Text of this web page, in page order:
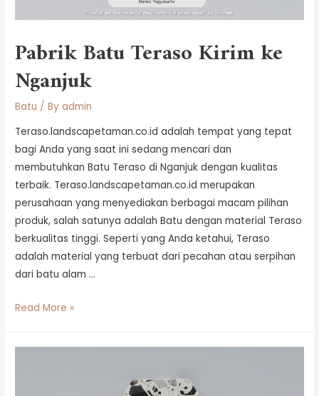
Pabrik Batu Teraso Kirim ke
Nganjuk
Batu / Byadmin
Teraso.landscapetaman.co.id adalah tempat yang tepat
bagi Anda yang saat ini sedang mencari dan
membutuhkan Batu Teraso di Nganjuk dengan kualitas
terbaik. Teraso.landscapetaman.co.id merupakan
perusahaan yang menyediakan berbagai macam pilihan
produk, salah satunya adalah Batu dengan material Teraso
berkualitas tinggi. Seperti yang Anda ketahui, Teraso
adalah material yang terbuat dari pecahan atau serpihan
dari batu alam …
Read More »